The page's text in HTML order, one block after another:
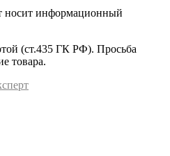
носит информационный
(ст.435 ГК РФ). Просьба
товара.